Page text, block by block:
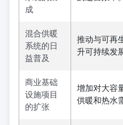
成
混合供暖
系统的日
益普及
推动与可再
升可持续发
商业基础
设施项目
的扩张
增加对大容
供暖和热水